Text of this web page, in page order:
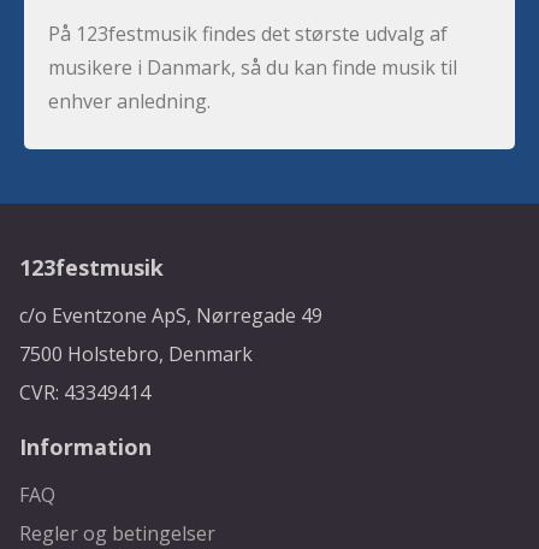
På 123festmusik findes det største udvalg af
musikere i Danmark, så du kan finde musik til
enhver anledning.
123festmusik
c/o Eventzone ApS, Nørregade 49
7500 Holstebro, Denmark
CVR: 43349414
Information
FAQ
Regler og betingelser